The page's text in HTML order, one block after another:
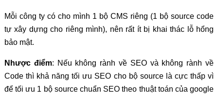
Mỗi công ty có cho mình 1 bộ CMS riêng (1 bộ source code
tự xây dựng cho riêng mình), nên rất ít bị khai thác lỗ hổng
bảo mật.
Nhược điểm: Nếu không rành về SEO và không rành về
Code thì khả năng tối ưu SEO cho bộ source là cực thấp vì
để tối ưu 1 bộ source chuẩn SEO theo thuật toán của google